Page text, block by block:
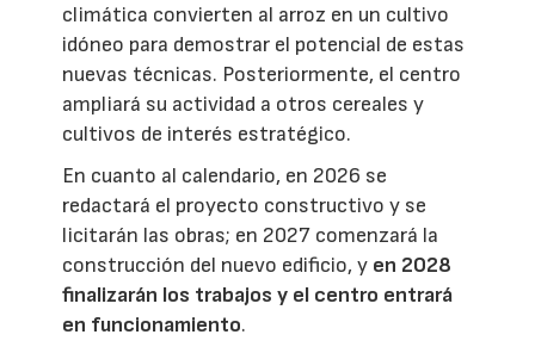
climática convierten al arroz en un cultivo
idóneo para demostrar el potencial de estas
nuevas técnicas. Posteriormente, el centro
ampliará su actividad a otros cereales y
cultivos de interés estratégico.
En cuanto al calendario, en 2026 se
redactará el proyecto constructivo y se
licitarán las obras; en 2027 comenzará la
construcción del nuevo edificio, y en 2028
finalizarán los trabajos y el centro entrará
en funcionamiento.